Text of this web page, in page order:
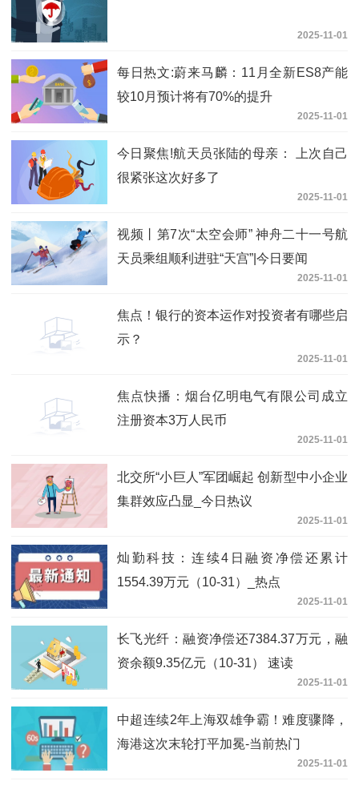
2025-11-01
每日热文:蔚来马麟：11月全新ES8产能
较10月预计将有70%的提升
2025-11-01
今日聚焦!航天员张陆的母亲： 上次自己
很紧张这次好多了
2025-11-01
视频丨第7次“太空会师” 神舟二十一号航
天员乘组顺利进驻“天宫”|今日要闻
2025-11-01
焦点！银行的资本运作对投资者有哪些启
示？
2025-11-01
焦点快播：烟台亿明电气有限公司成立
注册资本3万人民币
2025-11-01
北交所“小巨人”军团崛起 创新型中小企业
集群效应凸显_今日热议
2025-11-01
灿勤科技：连续4日融资净偿还累计
1554.39万元（10-31）_热点
2025-11-01
长飞光纤：融资净偿还7384.37万元，融
资余额9.35亿元（10-31） 速读
2025-11-01
中超连续2年上海双雄争霸！难度骤降，
海港这次末轮打平加冕-当前热门
2025-11-01